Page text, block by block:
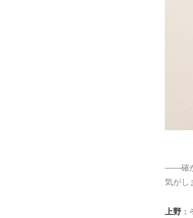
――確
気がし
上野